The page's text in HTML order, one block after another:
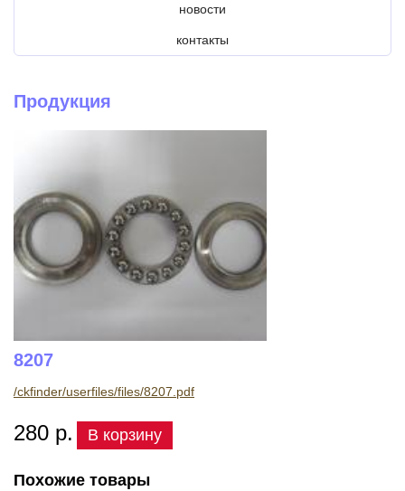
новости
контакты
Продукция
8207
/ckfinder/userfiles/files/8207.pdf
280 р. В корзину
Похожие товары